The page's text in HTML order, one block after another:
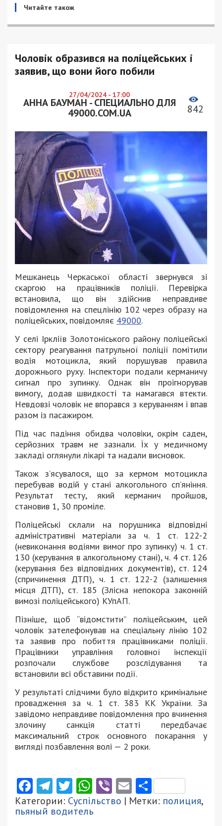
Читайте також
Чоловік образився на поліцейських і
заявив, що вони його побили
27/04/2024 - 17:00
АННА БАУМАН - СПЕЦИАЛЬНО ДЛЯ
49000.COM.UA
842
Мешканець Черкаської області звернувся зі
скаргою на працівників поліції. Перевірка
встановила, що він здійснив неправдиве
повідомлення на спецлінію 102 через образу на
поліцейських, повідомляє 49000.
У селі Іркліїв Золотоніського району поліцейські
сектору реагування патрульної поліції помітили
водія мотоцикла, який порушував правила
дорожнього руху. Інспектори подали керманичу
сигнал про зупинку. Однак він проігнорував
вимогу, додав швидкості та намагався втекти.
Невдовзі чоловік не впорався з керуванням і впав
разом із пасажиром.
Під час падіння обидва чоловіки, окрім саден,
серйозних травм не зазнали. Їх у медичному
закладі оглянули лікарі та надали висновок.
Також з’ясувалося, що за кермом мотоцикла
перебував водій у стані алкогольного сп’яніння.
Результат тесту, який керманич пройшов,
становив 1, 30 проміле.
Поліцейські склали на порушника відповідні
адміністративні матеріали за ч. 1 ст. 122-2
(невиконання водіями вимог про зупинку) ч. 1 ст.
130 (керування в алкогольному стані), ч. 4 ст. 126
(керування без відповідних документів), ст. 124
(спричинення ДТП), ч. 1 ст. 122-2 (залишення
місця ДТП), ст. 185 (Злісна непокора законній
вимозі поліцейського) КУпАП.
Пізніше, щоб “відомстити” поліцейським, цей
чоловік зателефонував на спеціальну лінію 102
та заявив про побиття працівниками поліції.
Працівники управління головної інспекції
розпочали службове розслідування та
встановили всі обставини події.
У результаті слідчими було відкрито кримінальне
провадження за ч. 1 ст. 383 КК України. За
завідомо неправдиве повідомлення про вчинення
злочину санкція статті передбачає
максимальний строк основного покарання у
вигляді позбавлення волі — 2 роки.
Facebook
Telegram
Twitter
WhatsApp
ViberEmail
Категории: Суспільство | Метки: полиция,
пьяный водитель